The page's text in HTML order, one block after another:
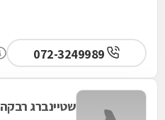
שטיינברג רבקה